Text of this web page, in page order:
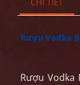
Rượu Vodka
Rượu Vodka